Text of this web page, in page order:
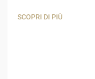
e decorazioni spesso
SCOPRI DI PIÙ